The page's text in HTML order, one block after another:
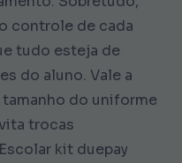
controle de cada
tudo esteja de
do aluno. Vale a
do uniforme
trocas
kit duepay